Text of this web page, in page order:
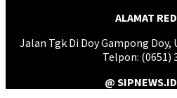
ALAMAT
Jalan Tgk Di Doy Gampong Doy,
Telpon: (0651)
@